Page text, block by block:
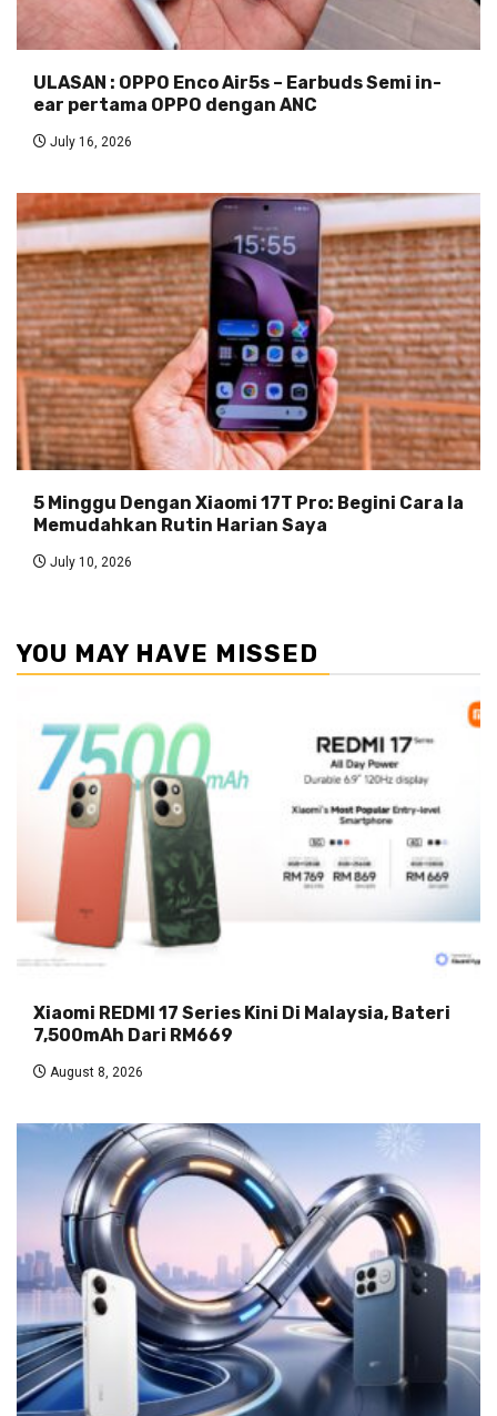
ULASAN : OPPO Enco Air5s – Earbuds Semi in-
ear pertama OPPO dengan ANC
July 16, 2026
5 Minggu Dengan Xiaomi 17T Pro: Begini Cara Ia
Memudahkan Rutin Harian Saya
July 10, 2026
YOU MAY HAVE MISSED
Xiaomi REDMI 17 Series Kini Di Malaysia, Bateri
7,500mAh Dari RM669
August 8, 2026